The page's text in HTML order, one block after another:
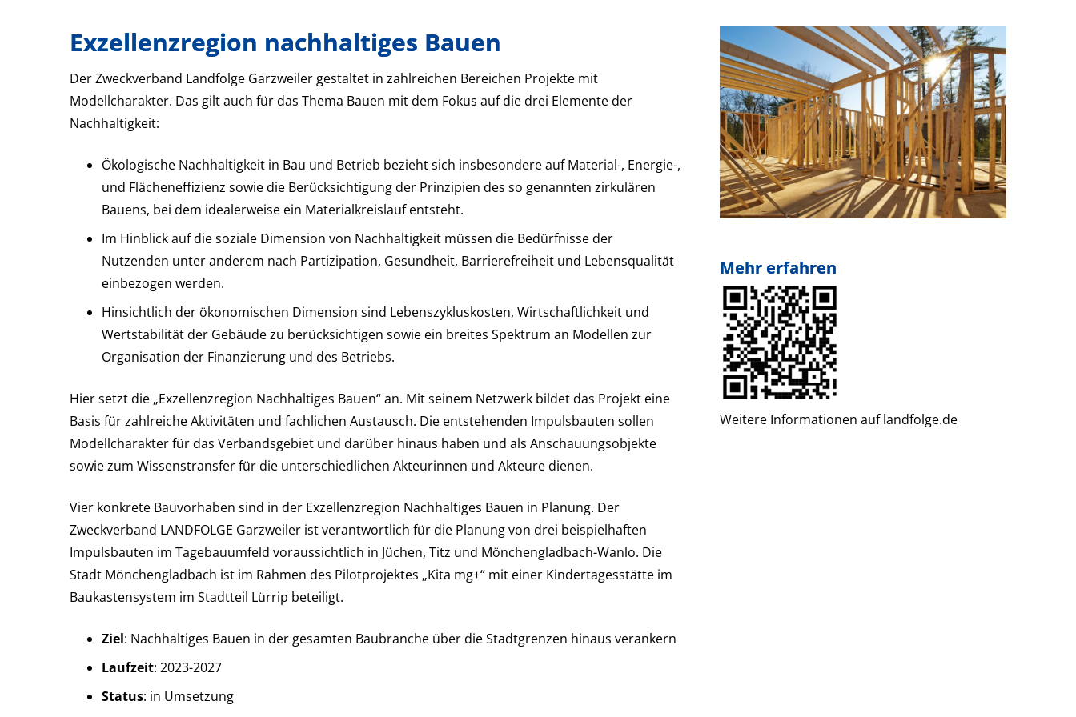
Exzellenzregion nachhaltiges Bauen
Der Zweckverband Landfolge Garzweiler gestaltet in zahlreichen Bereichen Projekte mit
Modellcharakter. Das gilt auch für das Thema Bauen mit dem Fokus auf die drei Elemente der
Nachhaltigkeit:
Ökologische Nachhaltigkeit in Bau und Betrieb bezieht sich insbesondere auf Material-, Energie-,
und Flächeneffizienz sowie die Berücksichtigung der Prinzipien des so genannten zirkulären
Bauens, bei dem idealerweise ein Materialkreislauf entsteht.
Im Hinblick auf die soziale Dimension von Nachhaltigkeit müssen die Bedürfnisse der
Nutzenden unter anderem nach Partizipation, Gesundheit, Barrierefreiheit und Lebensqualität
einbezogen werden.
Hinsichtlich der ökonomischen Dimension sind Lebenszykluskosten, Wirtschaftlichkeit und
Wertstabilität der Gebäude zu berücksichtigen sowie ein breites Spektrum an Modellen zur
Organisation der Finanzierung und des Betriebs.
Hier setzt die „Exzellenzregion Nachhaltiges Bauen“ an. Mit seinem Netzwerk bildet das Projekt eine
Basis für zahlreiche Aktivitäten und fachlichen Austausch. Die entstehenden Impulsbauten sollen
Modellcharakter für das Verbandsgebiet und darüber hinaus haben und als Anschauungsobjekte
sowie zum Wissenstransfer für die unterschiedlichen Akteurinnen und Akteure dienen.
Vier konkrete Bauvorhaben sind in der Exzellenzregion Nachhaltiges Bauen in Planung. Der
Zweckverband LANDFOLGE Garzweiler ist verantwortlich für die Planung von drei beispielhaften
Impulsbauten im Tagebauumfeld voraussichtlich in Jüchen, Titz und Mönchengladbach-Wanlo. Die
Stadt Mönchengladbach ist im Rahmen des Pilotprojektes „Kita mg+“ mit einer Kindertagesstätte im
Baukastensystem im Stadtteil Lürrip beteiligt.
Ziel: Nachhaltiges Bauen in der gesamten Baubranche über die Stadtgrenzen hinaus verankern
Laufzeit: 2023-2027
Status: in Umsetzung
Mehr erfahren
Weitere Informationen auf landfolge.de